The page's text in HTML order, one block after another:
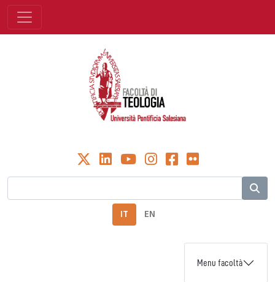
IT EN
Menu facoltà